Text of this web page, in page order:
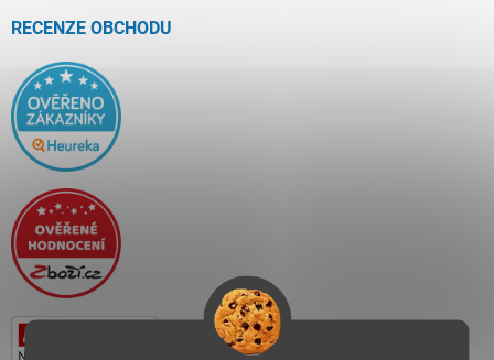
RECENZE OBCHODU